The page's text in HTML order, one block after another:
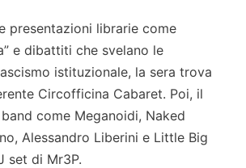
presentazioni librarie come
e dibattiti che svelano le
istituzionale, la sera trova
Circofficina Cabaret. Poi, il
come Meganoidi, Naked
Alessandro Liberini e Little Big
set di Mr3P.